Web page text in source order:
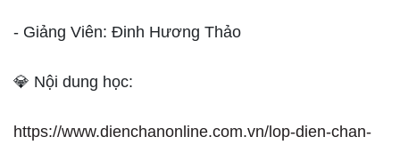
- Giảng Viên: Đinh Hương Thảo
💎 Nội dung học:
https://www.dienchanonline.com.vn/lop-dien-chan-